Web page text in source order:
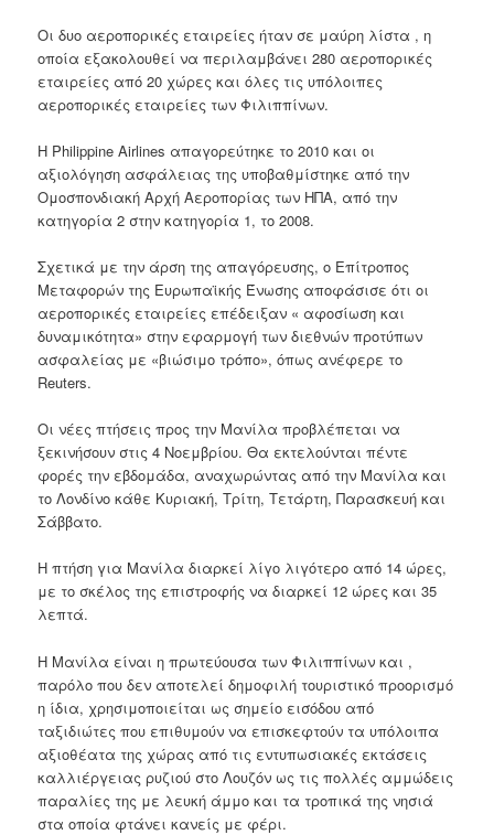
Οι δυο αεροπορικές εταιρείες ήταν σε μαύρη λίστα , η
οποία εξακολουθεί να περιλαμβάνει 280 αεροπορικές
εταιρείες από 20 χώρες και όλες τις υπόλοιπες
αεροπορικές εταιρείες των Φιλιππίνων.
Η Philippine Airlines απαγορεύτηκε το 2010 και οι
αξιολόγηση ασφάλειας της υποβαθμίστηκε από την
Ομοσπονδιακή Αρχή Αεροπορίας των ΗΠΑ, από την
κατηγορία 2 στην κατηγορία 1, το 2008.
Σχετικά με την άρση της απαγόρευσης, ο Επίτροπος
Μεταφορών της Ευρωπαϊκής Ένωσης αποφάσισε ότι οι
αεροπορικές εταιρείες επέδειξαν « αφοσίωση και
δυναμικότητα» στην εφαρμογή των διεθνών προτύπων
ασφαλείας με «βιώσιμο τρόπο», όπως ανέφερε το
Reuters.
Οι νέες πτήσεις προς την Μανίλα προβλέπεται να
ξεκινήσουν στις 4 Νοεμβρίου. Θα εκτελούνται πέντε
φορές την εβδομάδα, αναχωρώντας από την Μανίλα και
το Λονδίνο κάθε Κυριακή, Τρίτη, Τετάρτη, Παρασκευή και
Σάββατο.
Η πτήση για Μανίλα διαρκεί λίγο λιγότερο από 14 ώρες,
με το σκέλος της επιστροφής να διαρκεί 12 ώρες και 35
λεπτά.
Η Μανίλα είναι η πρωτεύουσα των Φιλιππίνων και ,
παρόλο που δεν αποτελεί δημοφιλή τουριστικό προορισμό
η ίδια, χρησιμοποιείται ως σημείο εισόδου από
ταξιδιώτες που επιθυμούν να επισκεφτούν τα υπόλοιπα
αξιοθέατα της χώρας από τις εντυπωσιακές εκτάσεις
καλλιέργειας ρυζιού στο Λουζόν ως τις πολλές αμμώδεις
παραλίες της με λευκή άμμο και τα τροπικά της νησιά
στα οποία φτάνει κανείς με φέρι.